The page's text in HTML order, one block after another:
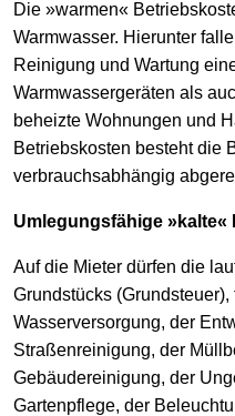
Die »warmen«
Warmwasser. Hierunter
Reinigung und Wartung
Warmwassergeräten als
beheizte Wohnungen und
Betriebskosten besteht die
verbrauchsabhängig
Umlegungsfähige »kalte«
Auf die Mieter dürfen die
Grundstücks
Wasserversorgung, der
Straßenreinigung, der
Gebäudereinigung, der
Gartenpflege, der